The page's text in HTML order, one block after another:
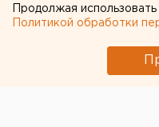
Продолжая
Политикой обработки